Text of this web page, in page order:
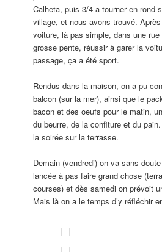
Calheta, puis 3/4 a tourner en rond
village, et nous avons trouvé.
voiture, là pas simple, dans une
grosse pente, réussir à garer la
passage, ça a été sport.
Rendus dans la maison, on a pu
balcon (sur la mer), ainsi que le
bacon et des oeufs pour le matin,
du beurre, de la confiture et du
la soirée sur la terrasse.
Demain (vendredi) on va sans
lancée à pas faire grand chose
courses) et dès samedi on prévoit
Mais là on a le temps d’y réfléchir